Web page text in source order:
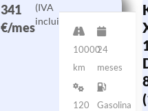
341
€/mes
(IVA
incluido)
10000
km
24
meses
120
Gasolina